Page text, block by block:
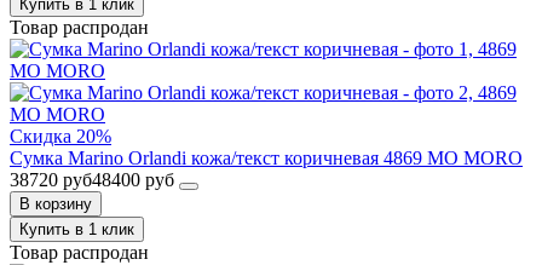
Купить в 1 клик
Товар распродан
Скидка 20%
Сумка Marino Orlandi кожа/текст коричневая 4869 MO MORO
38720 руб48400 руб
В корзину
Купить в 1 клик
Товар распродан